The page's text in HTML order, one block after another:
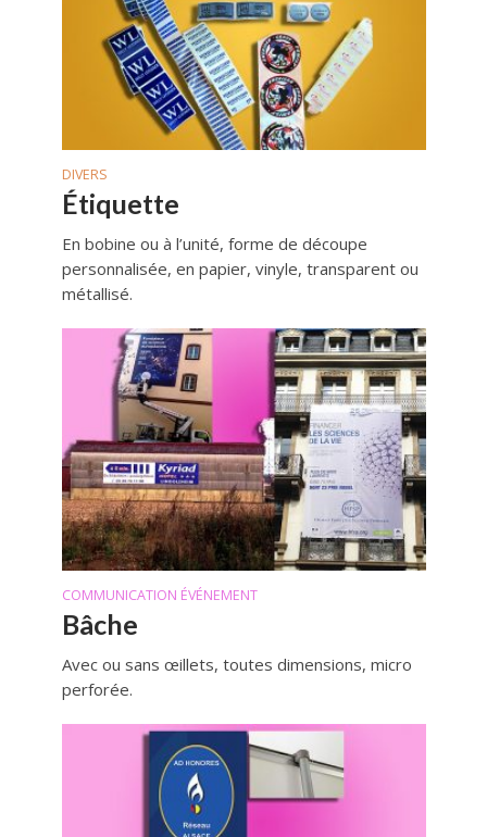
DIVERS
Étiquette
En bobine ou à l’unité, forme de découpe
personnalisée, en papier, vinyle, transparent ou
métallisé.
COMMUNICATION ÉVÉNEMENT
Bâche
Avec ou sans œillets, toutes dimensions, micro
perforée.